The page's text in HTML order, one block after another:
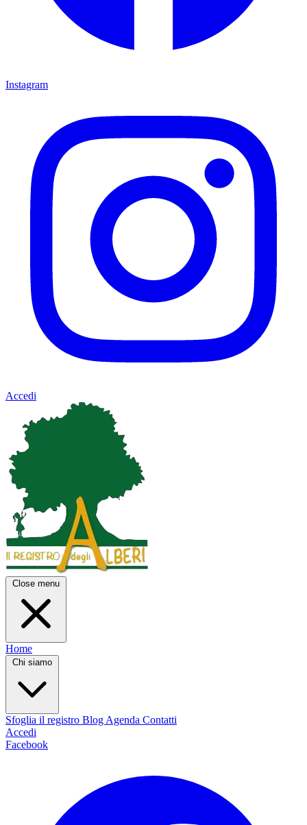
Instagram
Accedi
Close menu
Home
Chi siamo
Sfoglia il registro Blog Agenda Contatti
Accedi
Facebook